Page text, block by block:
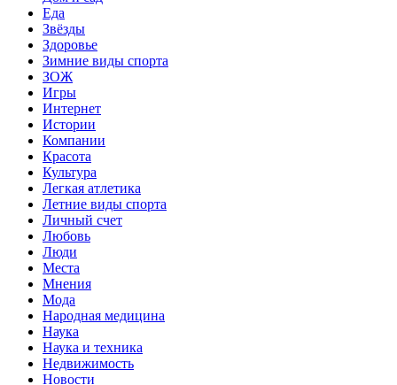
Еда
Звёзды
Здоровье
Зимние виды спорта
ЗОЖ
Игры
Интернет
Истории
Компании
Красота
Культура
Легкая атлетика
Летние виды спорта
Личный счет
Любовь
Люди
Места
Мнения
Мода
Народная медицина
Наука
Наука и техника
Недвижимость
Новости